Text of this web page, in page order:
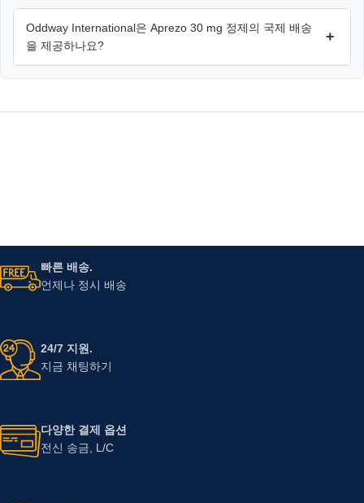
Oddway International은 Aprezo 30 mg 정제의 국제 배송
을 제공하나요?
+
빠른 배송.
언제나 정시 배송
24/7 지원.
지금 채팅하기
다양한 결제 옵션
전신 송금, L/C